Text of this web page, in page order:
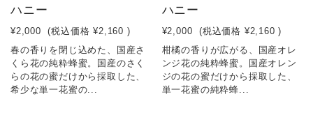
ハニー
¥2,000 (税込価格 ¥2,160 )
春の香りを閉じ込めた、国産さ
くら花の純粋蜂蜜。国産のさく
らの花の蜜だけから採取した、
希少な単一花蜜の...
ハニー
¥2,000 (税込価格 ¥2,160 )
柑橘の香りが広がる、国産オレ
ンジ花の純粋蜂蜜。国産オレン
ジの花の蜜だけから採取した、
単一花蜜の純粋蜂...